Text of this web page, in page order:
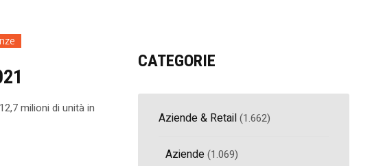
milioni di unità in
CATEGORIE
Aziende & Retail(1.662)
Aziende(1.069)